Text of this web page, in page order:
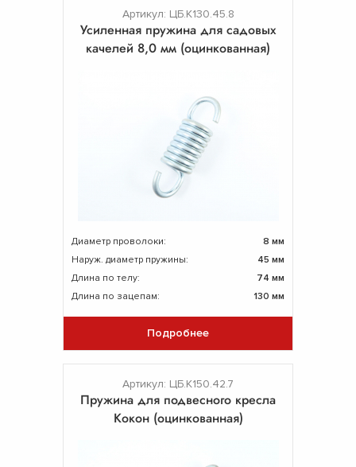
Артикул: ЦБ.К130.45.8
Усиленная пружина для садовых
качелей 8,0 мм (оцинкованная)
Диаметр проволоки:
8 мм
Наруж. диаметр пружины:
45 мм
Длина по телу:
74 мм
Длина по зацепам:
130 мм
Подробнее
Артикул: ЦБ.К150.42.7
Пружина для подвесного кресла
Кокон (оцинкованная)